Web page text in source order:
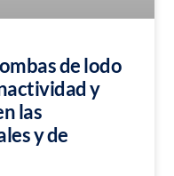
de lodo
y
las
y de